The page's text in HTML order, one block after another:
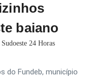
baiano
24 Horas
do Fundeb, município